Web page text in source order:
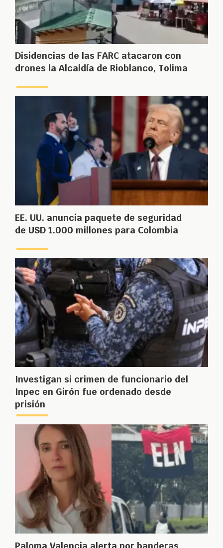
Disidencias de las FARC atacaron con
drones la Alcaldía de Rioblanco, Tolima
EE. UU. anuncia paquete de seguridad
de USD 1.000 millones para Colombia
Investigan si crimen de funcionario del
Inpec en Girón fue ordenado desde
prisión
Paloma Valencia alerta por banderas